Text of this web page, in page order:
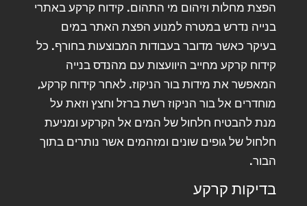
הפצת מחלות וזיהום מי התהום. קידוח קרקע באתרי
בנייה נדרש במטרה למנוע הפצת האתר במים
בעיקר כאשר מדובר בעבודות המבוצעות בחורף. כל
קידוח קרקע מחייב היוועצות עם מהנדס בנייה
המאפשר את מידות בור הניקוז. לאחר קידוח קרקע,
מוחדרים אל בור הניקוז רשת ברזל וחצץ וזאת על
מנת להבטיח חלחול של המים אל הקרקע ומניעת
חלחול של גופים שונים ומזהמים אשר נותרים בתוך
הבור.
בדיקות קרקע